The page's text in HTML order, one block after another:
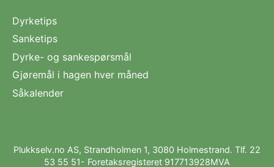
Dyrketips
Sanketips
Dyrke- og sankespørsmål
Gjøremål i hagen hver måned
Såkalender
Plukkselv.no AS, Strandholmen 1, 3080 Holmestrand. Tlf. 22
53 55 51- Foretaksregisteret 917713928MVA